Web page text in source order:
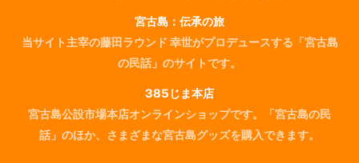
Back
宮古島：伝承の旅
当サイト主宰の藤田ラウンド 幸世がプロデュースする「宮古島
の民話」のサイトです。
385じま本店
宮古島公設市場本店オンラインショップです。「宮古島の民
話」のほか、さまざまな宮古島グッズを購入できます。